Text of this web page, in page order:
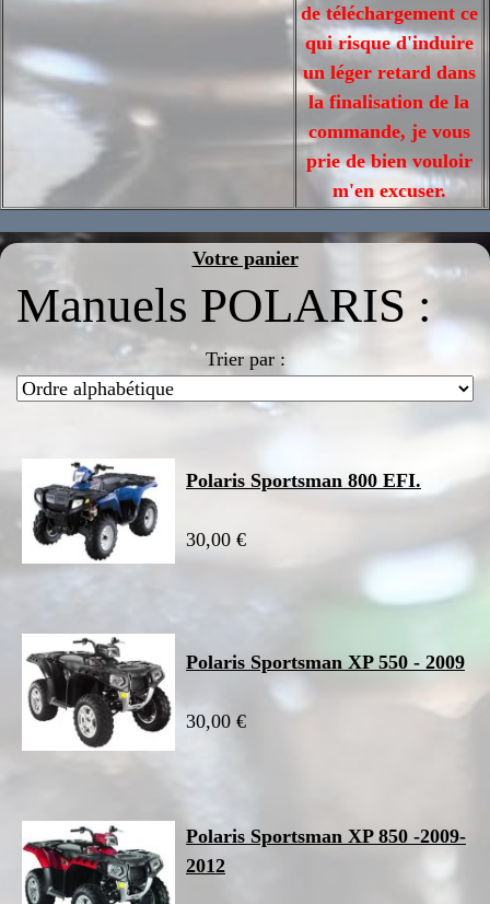
de téléchargement ce
qui risque d'induire
un léger retard dans
la finalisation de la
commande, je vous
prie de bien vouloir
m'en excuser.
Votre panier
Manuels POLARIS :
Trier par :
Polaris Sportsman 800 EFI.
30,00 €
Polaris Sportsman XP 550 - 2009
30,00 €
Polaris Sportsman XP 850 -2009-
2012